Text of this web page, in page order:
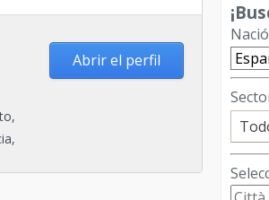
Abrir el perfil